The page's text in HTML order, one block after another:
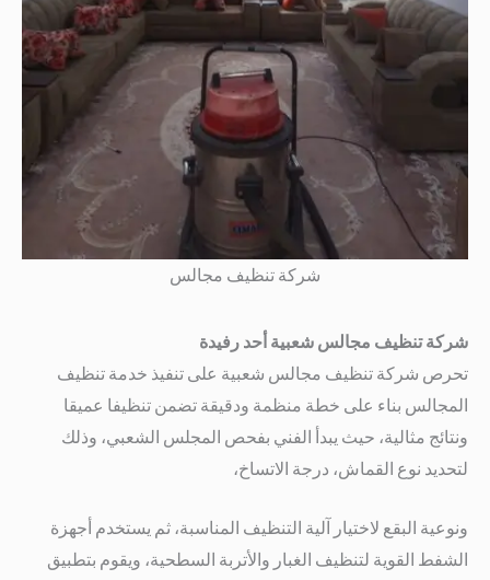
شركة تنظيف مجالس
شركة تنظيف مجالس شعبية أحد رفيدة
تحرص شركة تنظيف مجالس شعبية على تنفيذ خدمة تنظيف
المجالس بناء على خطة منظمة ودقيقة تضمن تنظيفا عميقا
ونتائج مثالية، حيث يبدأ الفني بفحص المجلس الشعبي، وذلك
لتحديد نوع القماش، درجة الاتساخ،
ونوعية البقع لاختيار آلية التنظيف المناسبة، ثم يستخدم أجهزة
الشفط القوية لتنظيف الغبار والأتربة السطحية، ويقوم بتطبيق